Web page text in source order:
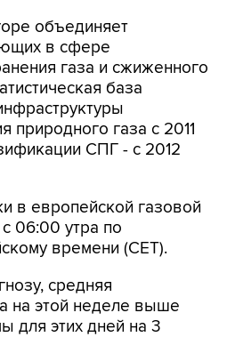
объединяет
в сфере
газа и сжиженного
база
природного газа с 2011
СПГ - с 2012
в европейской газовой
06:00 утра по
времени (CET).
средняя
на этой неделе выше
для этих дней на 3